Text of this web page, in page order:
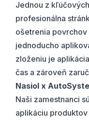
Jednou z
profesionálna
ošetrenia povrchov
jednoducho
zloženiu je
čas a zároveň
Nasiol x
Naši zamestnanci
aplikáciu